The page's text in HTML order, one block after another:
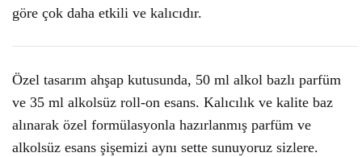
göre çok daha etkili ve kalıcıdır.
Özel tasarım ahşap kutusunda, 50 ml alkol bazlı parfüm
ve 35 ml alkolsüz roll-on esans. Kalıcılık ve kalite baz
alınarak özel formülasyonla hazırlanmış parfüm ve
alkolsüz esans şişemizi aynı sette sunuyoruz sizlere.